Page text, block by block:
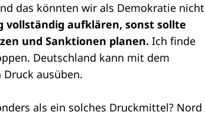
das könnten wir als Demokratie nicht
vollständig aufklären, sonst sollte
und Sanktionen planen. Ich finde
Deutschland kann mit dem
ausüben.
als ein solches Druckmittel? Nord